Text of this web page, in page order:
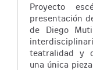
Proyecto
presentación
de Diego
teatralidad y
una única